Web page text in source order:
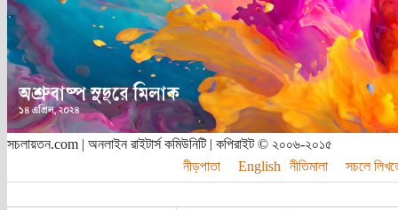
সচলায়তন.com | অনলাইন রাইটার্স কমিউনিটি | কপিরাইট © ২০০৬-২০১৫
নীড়পাতা
English নীতিমালা সচলে